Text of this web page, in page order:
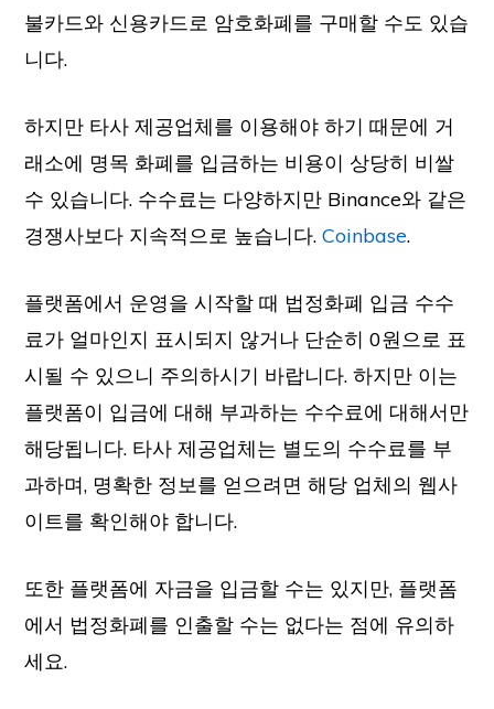
불카드와 신용카드로 암호화폐를 구매할 수도 있습
니다.
하지만 타사 제공업체를 이용해야 하기 때문에 거
래소에 명목 화폐를 입금하는 비용이 상당히 비쌀
수 있습니다. 수수료는 다양하지만 Binance와 같은
경쟁사보다 지속적으로 높습니다.Coinbase.
플랫폼에서 운영을 시작할 때 법정화폐 입금 수수
료가 얼마인지 표시되지 않거나 단순히 0원으로 표
시될 수 있으니 주의하시기 바랍니다. 하지만 이는
플랫폼이 입금에 대해 부과하는 수수료에 대해서만
해당됩니다. 타사 제공업체는 별도의 수수료를 부
과하며, 명확한 정보를 얻으려면 해당 업체의 웹사
이트를 확인해야 합니다.
또한 플랫폼에 자금을 입금할 수는 있지만, 플랫폼
에서 법정화폐를 인출할 수는 없다는 점에 유의하
세요.